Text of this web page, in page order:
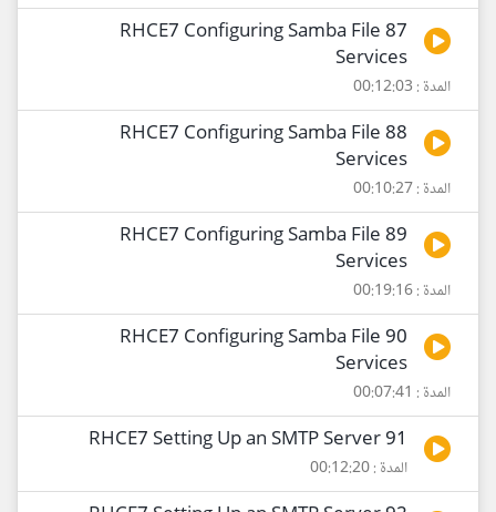
87 RHCE7 Configuring Samba File
Services
المدة : 00:12:03
88 RHCE7 Configuring Samba File
Services
المدة : 00:10:27
89 RHCE7 Configuring Samba File
Services
المدة : 00:19:16
90 RHCE7 Configuring Samba File
Services
المدة : 00:07:41
91 RHCE7 Setting Up an SMTP Server
المدة : 00:12:20